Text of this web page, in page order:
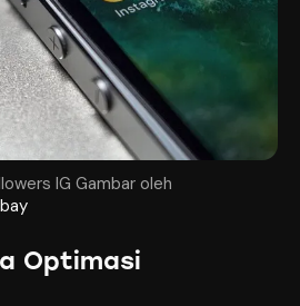
IG Gambar oleh
Optimasi